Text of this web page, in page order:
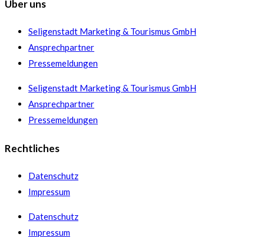
Über uns
Seligenstadt Marketing & Tourismus GmbH
Ansprechpartner
Pressemeldungen
Seligenstadt Marketing & Tourismus GmbH
Ansprechpartner
Pressemeldungen
Rechtliches
Datenschutz
Impressum
Datenschutz
Impressum